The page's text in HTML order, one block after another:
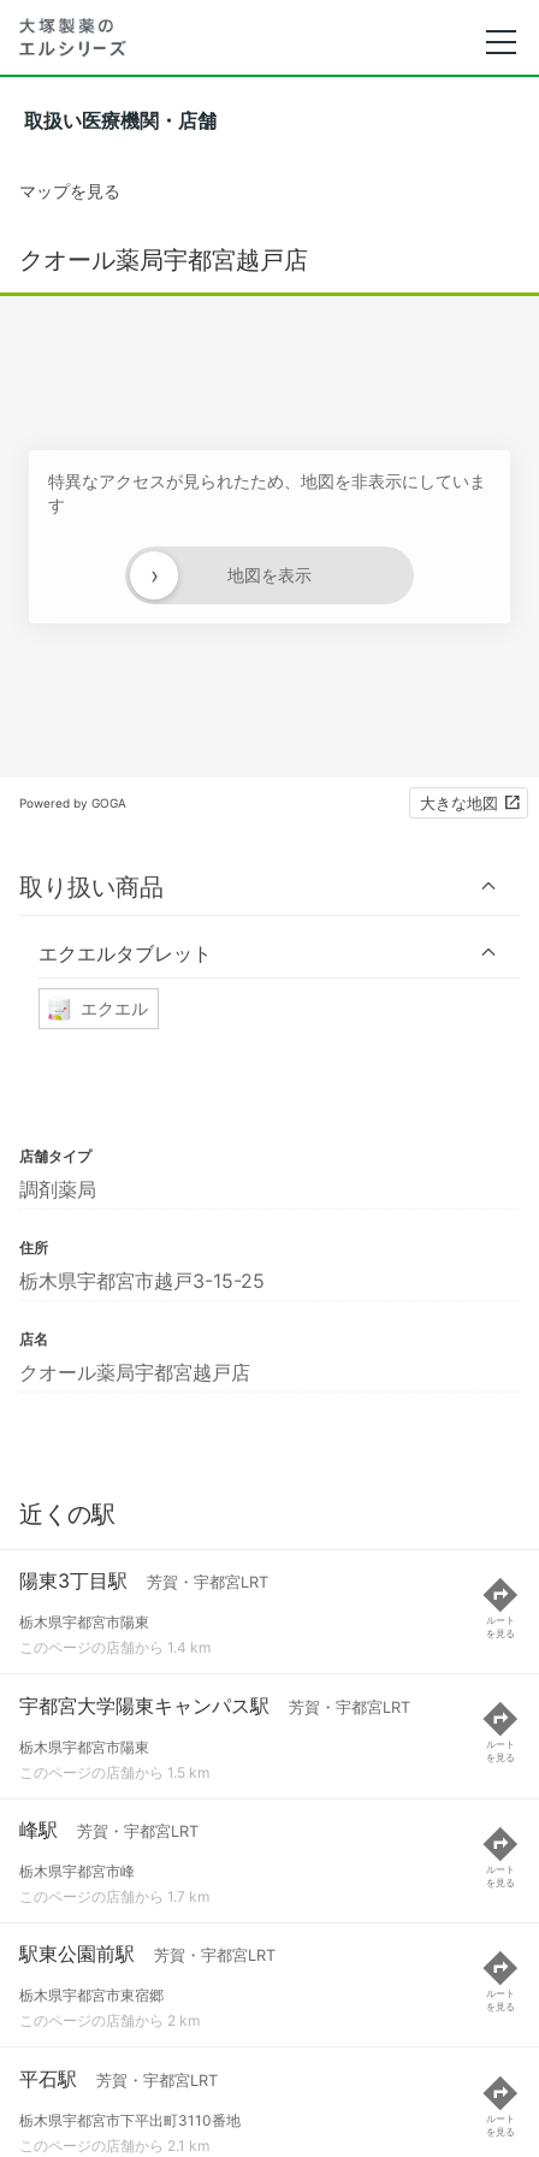
取扱い医療機関・店舗
マップを見る
クオール薬局宇都宮越戸店
特異なアクセスが見られたため、地図を非表示にしていま
す
地図を表示
›
Powered by GOGA 大きな地図
取り扱い商品
エクエルタブレット
エクエル
店舗タイプ
調剤薬局
住所
栃木県宇都宮市越戸3-15-25
店名
クオール薬局宇都宮越戸店
近くの駅
陽東3丁目駅 芳賀・宇都宮LRT
栃木県宇都宮市陽東
このページの店舗から 1.4 km
ルート
を見る
宇都宮大学陽東キャンパス駅 芳賀・宇都宮LRT
栃木県宇都宮市陽東
このページの店舗から 1.5 km
ルート
を見る
峰駅 芳賀・宇都宮LRT
栃木県宇都宮市峰
このページの店舗から 1.7 km
ルート
を見る
駅東公園前駅 芳賀・宇都宮LRT
栃木県宇都宮市東宿郷
このページの店舗から 2 km
ルート
を見る
平石駅 芳賀・宇都宮LRT
栃木県宇都宮市下平出町3110番地
このページの店舗から 2.1 km
ルート
を見る